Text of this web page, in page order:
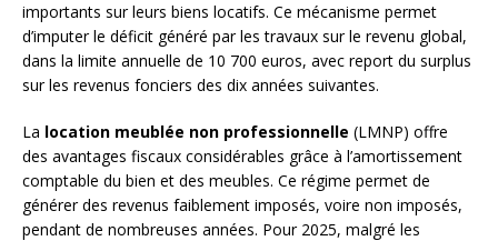
importants sur leurs biens locatifs. Ce mécanisme permet
d’imputer le déficit généré par les travaux sur le revenu global,
dans la limite annuelle de 10 700 euros, avec report du surplus
sur les revenus fonciers des dix années suivantes.
La location meublée non professionnelle (LMNP) offre
des avantages fiscaux considérables grâce à l’amortissement
comptable du bien et des meubles. Ce régime permet de
générer des revenus faiblement imposés, voire non imposés,
pendant de nombreuses années. Pour 2025, malgré les